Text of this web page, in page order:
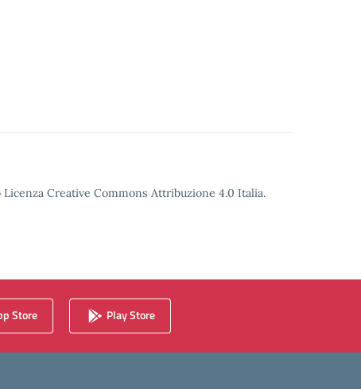
Creative Commons Attribuzione 4.0 Italia.
Store Play Store